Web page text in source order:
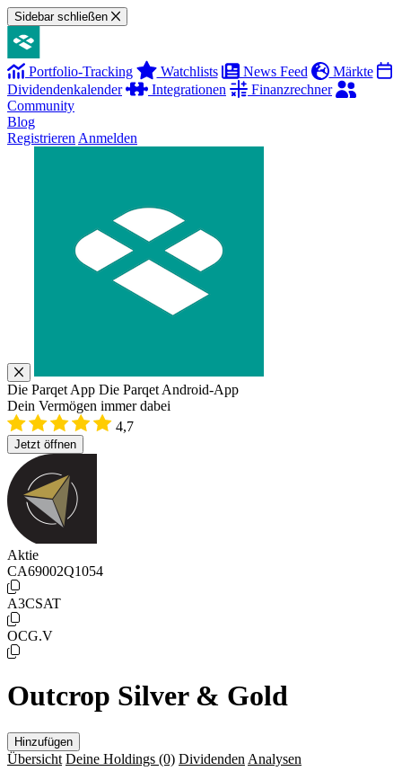
Sidebar schließen
Portfolio-Tracking Watchlists News Feed
Märkte
Dividendenkalender
Integrationen
Finanzrechner
Community
Blog
Registrieren Anmelden
Die Parqet App Die Parqet Android-App
Dein Vermögen immer dabei
4,7
Jetzt öffnen
Aktie
CA69002Q1054
A3CSAT
OCG.V
Outcrop Silver & Gold
Hinzufügen
Übersicht Deine Holdings (0) Dividenden Analysen